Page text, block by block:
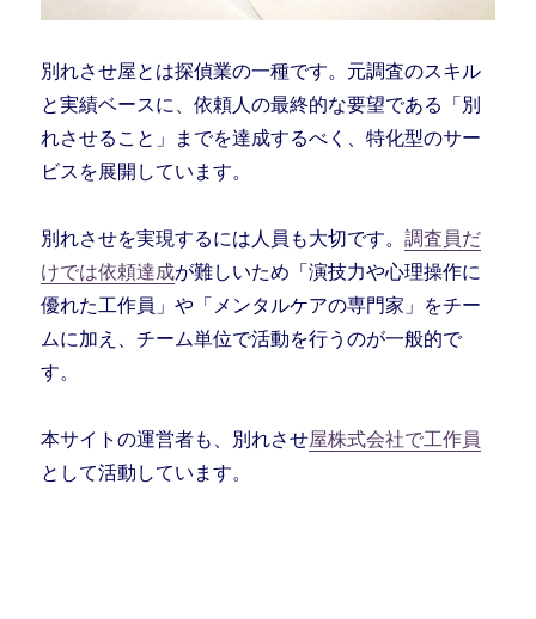
別れさせ屋とは探偵業の一種です。元調査のスキル
と実績ベースに、依頼人の最終的な要望である「別
れさせること」までを達成するべく、特化型のサー
ビスを展開しています。
別れさせを実現するには人員も大切です。調査員だ
けでは依頼達成が難しいため「演技力や心理操作に
優れた工作員」や「メンタルケアの専門家」をチー
ムに加え、チーム単位で活動を行うのが一般的で
す。
本サイトの運営者も、別れさせ屋株式会社で工作員
として活動しています。